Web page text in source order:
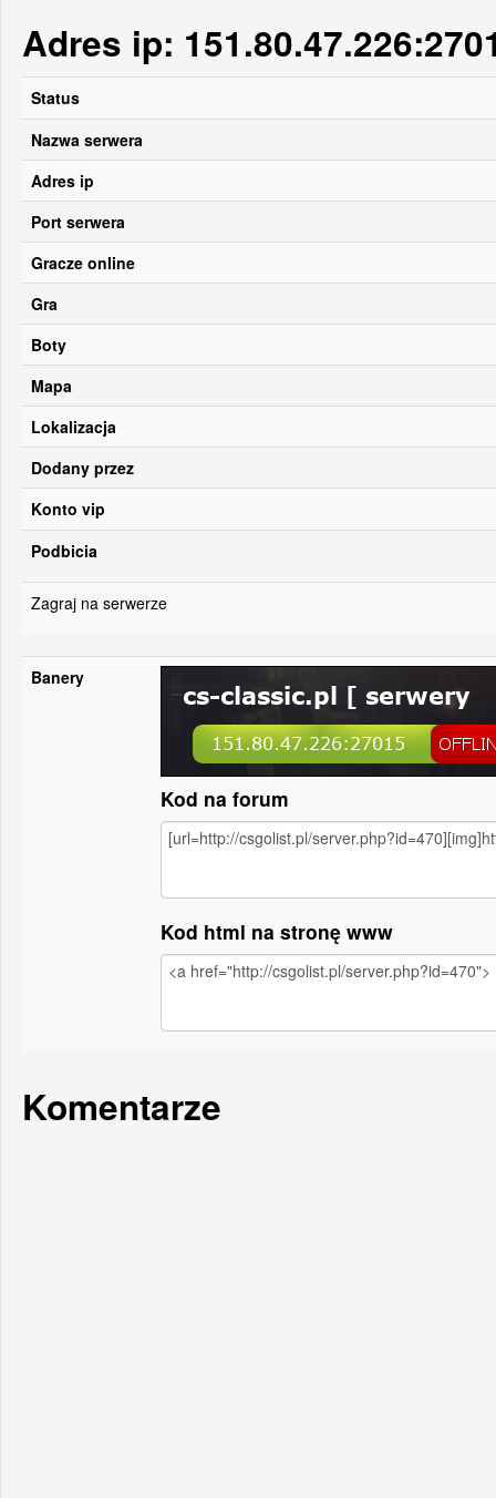
Adres ip:
Status
Nazwa serwera
Adres ip
Port serwera
Gracze online
Gra
Boty
Mapa
Lokalizacja
Dodany przez
Konto vip
Podbicia
Zagraj na serwerze
Banery
Kod na forum
Kod html na stronę www
Komentarze